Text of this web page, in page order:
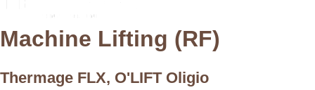
Machine Lifting (RF)
Thermage FLX, O'LIFT Oligio